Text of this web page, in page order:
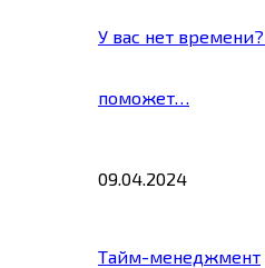
У вас нет
поможет…
09.04.2024
Тайм-менеджмент